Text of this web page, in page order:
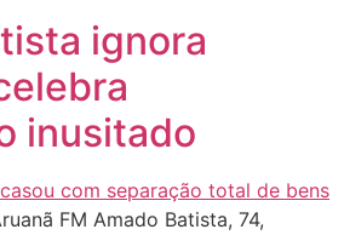
ignora
inusitado
FM Amado Batista, 74,